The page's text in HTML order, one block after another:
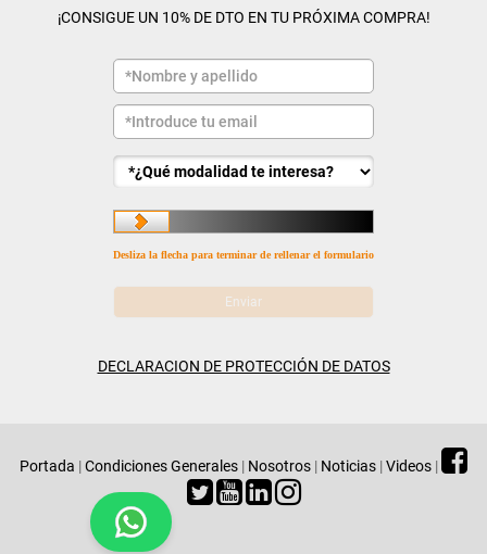
¡CONSIGUE UN 10% DE DTO EN TU PRÓXIMA COMPRA!
Desliza la flecha para terminar de rellenar el formulario
DECLARACION DE PROTECCIÓN DE DATOS
Portada |Condiciones Generales | Nosotros | Noticias |Videos |